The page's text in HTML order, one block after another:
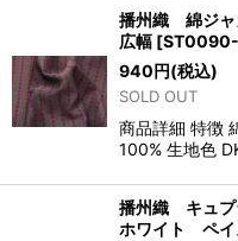
播州織 綿ジャ
広幅 [
940円(税込)
SOLD OUT
商品詳細 特徴
100% 生地色
播州織 キュプ
ホワイト ペイ